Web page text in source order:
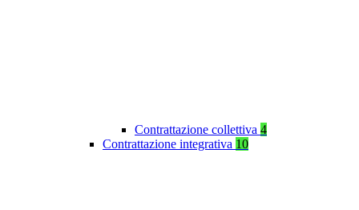
Contrattazione collettiva 4
Contrattazione integrativa 10